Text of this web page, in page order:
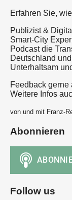
Erfahren Sie,
Publizist &
Smart-City
Podcast die
Deutschland
Unterhaltsam
Feedback gerne
Weitere Infos
von und mit Franz-
Abonnieren
Follow us